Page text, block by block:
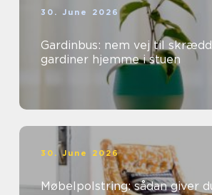
30. June 2026
Gardinbus: nem vej til
gardiner hjemme i stuen
30. June 2026
Møbelpolstring: sådan giver